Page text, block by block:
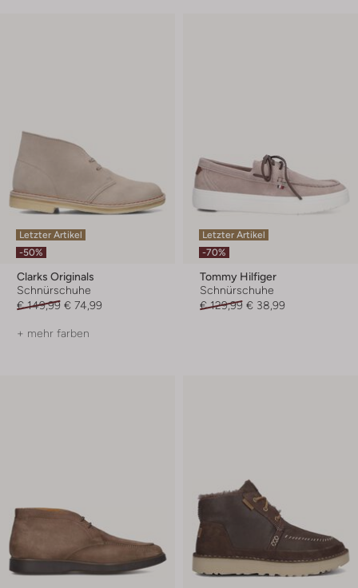
Letzter Artikel
-50%
Clarks Originals
Schnürschuhe
€ 149,99 € 74,99
+ mehr farben
Letzter Artikel
-70%
Tommy Hilfiger
Schnürschuhe
€ 129,99 € 38,99